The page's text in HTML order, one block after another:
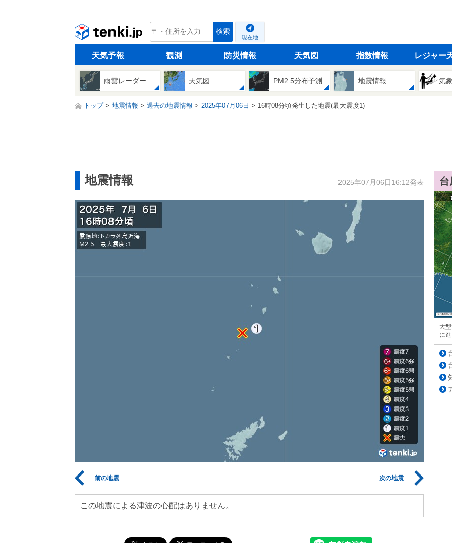
tenki.jp 検索
現在地
天気予報 観測 防災情報 天気図 指数情報 レジャー
雨雲レーダー 天気図 PM2.5分布予測 地震情報 気
トップ 地震情報 過去の地震情報 2025年07月06日 16時08分頃発生した地震(最大震度1)
地震情報 2025年07月06日16:12発表
前の地震 次の地震
この地震による津波の心配はありません。
大
に